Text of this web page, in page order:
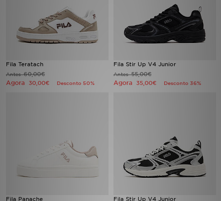
Fila Teratach
Antes60,00€
Agora 30,00€ Desconto 50%
Fila Stir Up V4 Junior
Antes55,00€
Agora 35,00€ Desconto 36%
Fila Panache Fila Stir Up V4 Junior